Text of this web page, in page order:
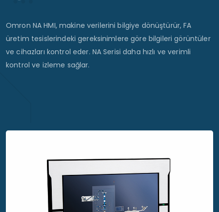
Omron NA HMI, makine verilerini bilgiye dönüştürür, FA
üretim tesislerindeki gereksinimlere göre bilgileri görüntüler
ve cihazları kontrol eder. NA Serisi daha hızlı ve verimli
kontrol ve izleme sağlar.